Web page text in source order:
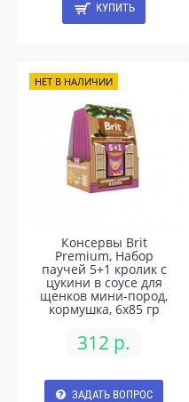
КУПИТЬ
НЕТ В НАЛИЧИИ
Консервы Brit
Premium, Набор
паучей 5+1 кролик с
цукини в соусе для
щенков мини-пород,
кормушка, 6х85 гр
312 р.
ЗАДАТЬ ВОПРОС